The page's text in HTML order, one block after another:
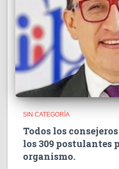
SIN CATEGORÍA
Todos los
los 309 postulantes
organismo.